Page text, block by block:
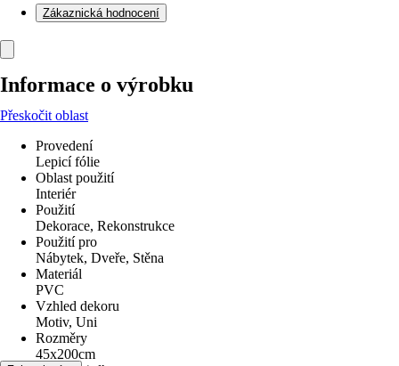
Zákaznická hodnocení
Informace o výrobku
Přeskočit oblast
Provedení
Lepicí fólie
Oblast použití
Interiér
Použití
Dekorace, Rekonstrukce
Použití pro
Nábytek, Dveře, Stěna
Materiál
PVC
Vzhled dekoru
Motiv, Uni
Rozměry
45x200cm